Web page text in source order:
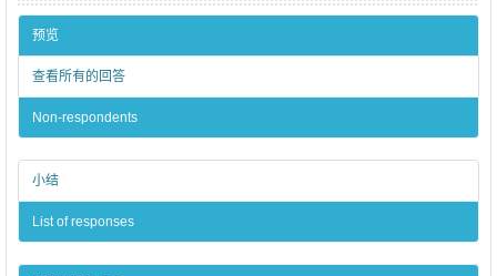
ο
ι
Έ
ε
Ο
Ι
Ε
Ε
Ο
Ι
Ε
Ε
预览
查看所有的回答
Non-respondents
小结
List of responses